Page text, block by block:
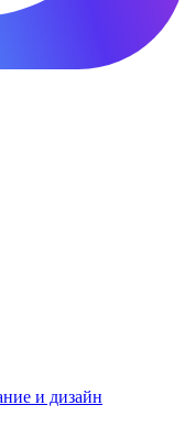
и дизайн